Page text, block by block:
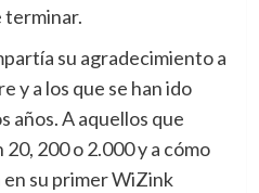
terminar.
su agradecimiento a
y a los que se han ido
años. A aquellos que
200 o 2.000 y a cómo
su primer WiZink